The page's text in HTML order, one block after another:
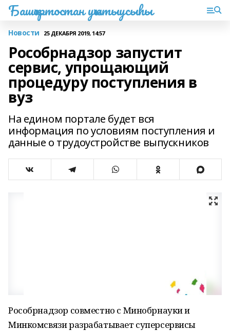
Башҡортостан уҡытыусыһы
Новости 25 ДЕКАБРЯ 2019, 14:57
Рособрнадзор запустит
сервис, упрощающий
процедуру поступления в
вуз
На едином портале будет вся
информация по условиям поступления и
данные о трудоустройстве выпускников
Рособрнадзор совместно с Минобрнауки и
Минкомсвязи разрабатывает суперсервисы